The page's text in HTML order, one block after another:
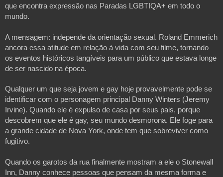
que encontra expressão nas Paradas LGBTIQA+ em todo o
mundo.
A mensagem: independe da orientação sexual. Roland Emmerich
ancora essa atitude em relação à vida com seu filme, tornando
os eventos históricos tangíveis para um público que estava longe
de ser nascido na época.
Qualquer um que seja jovem e gay hoje provavelmente pode se
identificar com o personagem principal Danny Winters (Jeremy
Irvine). Quando ele é expulso de casa por seus pais, porque
descobrem que ele é gay, seu mundo desmorona. Ele foge para
a grande cidade de Nova York, onde tem que sobreviver como
fugitivo.
Quando os garotos da rua finalmente mostram a ele o Stonewall
Inn, Danny conhece pessoas que pensam da mesma forma e